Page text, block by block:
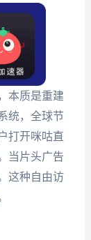
本质是重建
统，全球节
打开咪咕直
当片头广告
这种自由访